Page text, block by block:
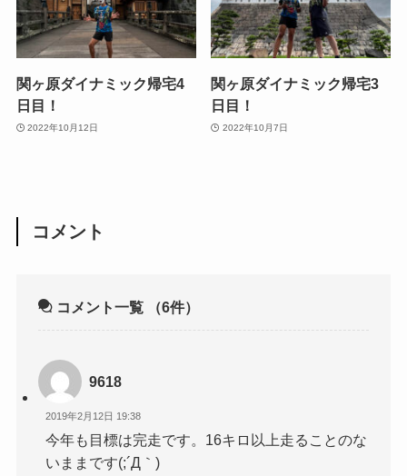
関ヶ原ダイナミック帰宅4
日目！
2022年10月12日
関ヶ原ダイナミック帰宅3
日目！
2022年10月7日
コメント
コメント一覧 （6件）
9618
2019年2月12日 19:38
今年も目標は完走です。16キロ以上走ることのな
いままです(;´Д｀)